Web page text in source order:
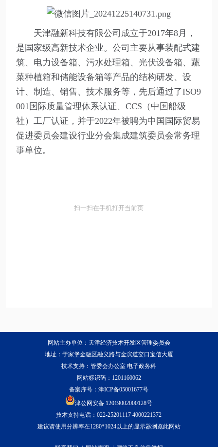
天津融新科技有限公司成立于2017年8月，
是国家级高新技术企业。公司主要从事装配式建
筑、电力设备箱、污水处理箱、光伏设备箱、蔬
菜种植箱和储能设备箱等产品的结构研发、设
计、制造、销售、技术服务等，先后通过了ISO9
001国际质量管理体系认证、CCS（中国船级
社）工厂认证，并于2022年被聘为中国国际贸易
促进委员会建设行业分会集成建筑委员会常务理
事单位。
扫一扫在手机打开当前页
网站主办单位：天津经济技术开发区管理委员会
地址：于家堡金融区融义路与金滨道交口宝信大厦
技术支持：管委会办公室 电子政务科
网站标识码：1201160062
备案序号：津ICP备05001677号
津公网安备 12019002000128号
技术支持电话：022-25201117 4000221372
建议请使用分辨率在1280*1024以上的显示器浏览此网站